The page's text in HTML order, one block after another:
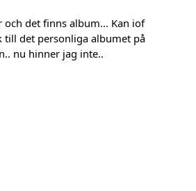
och det finns album... Kan iof
till det personliga albumet på
nu hinner jag inte..